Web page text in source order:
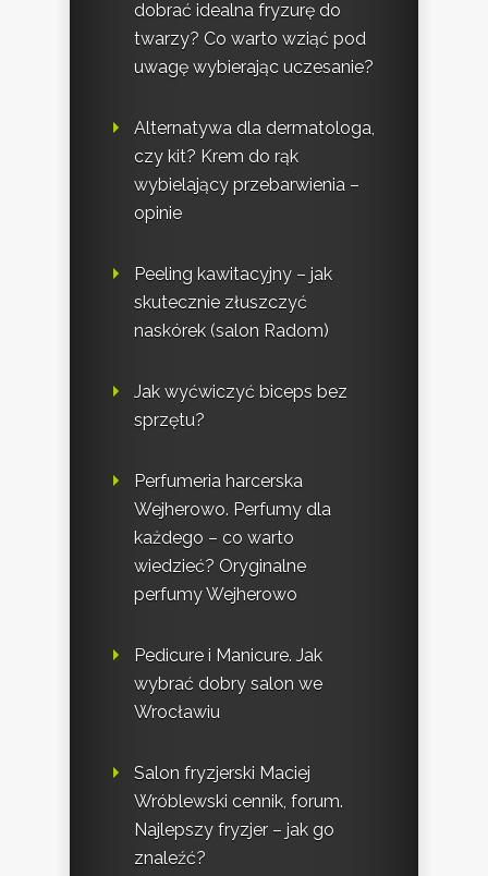
dobrać idealna fryzurę do
twarzy? Co warto wziąć pod
uwagę wybierając uczesanie?
Alternatywa dla dermatologa,
czy kit? Krem do rąk
wybielający przebarwienia –
opinie
Peeling kawitacyjny – jak
skutecznie złuszczyć
naskórek (salon Radom)
Jak wyćwiczyć biceps bez
sprzętu?
Perfumeria harcerska
Wejherowo. Perfumy dla
każdego – co warto
wiedzieć? Oryginalne
perfumy Wejherowo
Pedicure i Manicure. Jak
wybrać dobry salon we
Wrocławiu
Salon fryzjerski Maciej
Wróblewski cennik, forum.
Najlepszy fryzjer – jak go
znaleźć?